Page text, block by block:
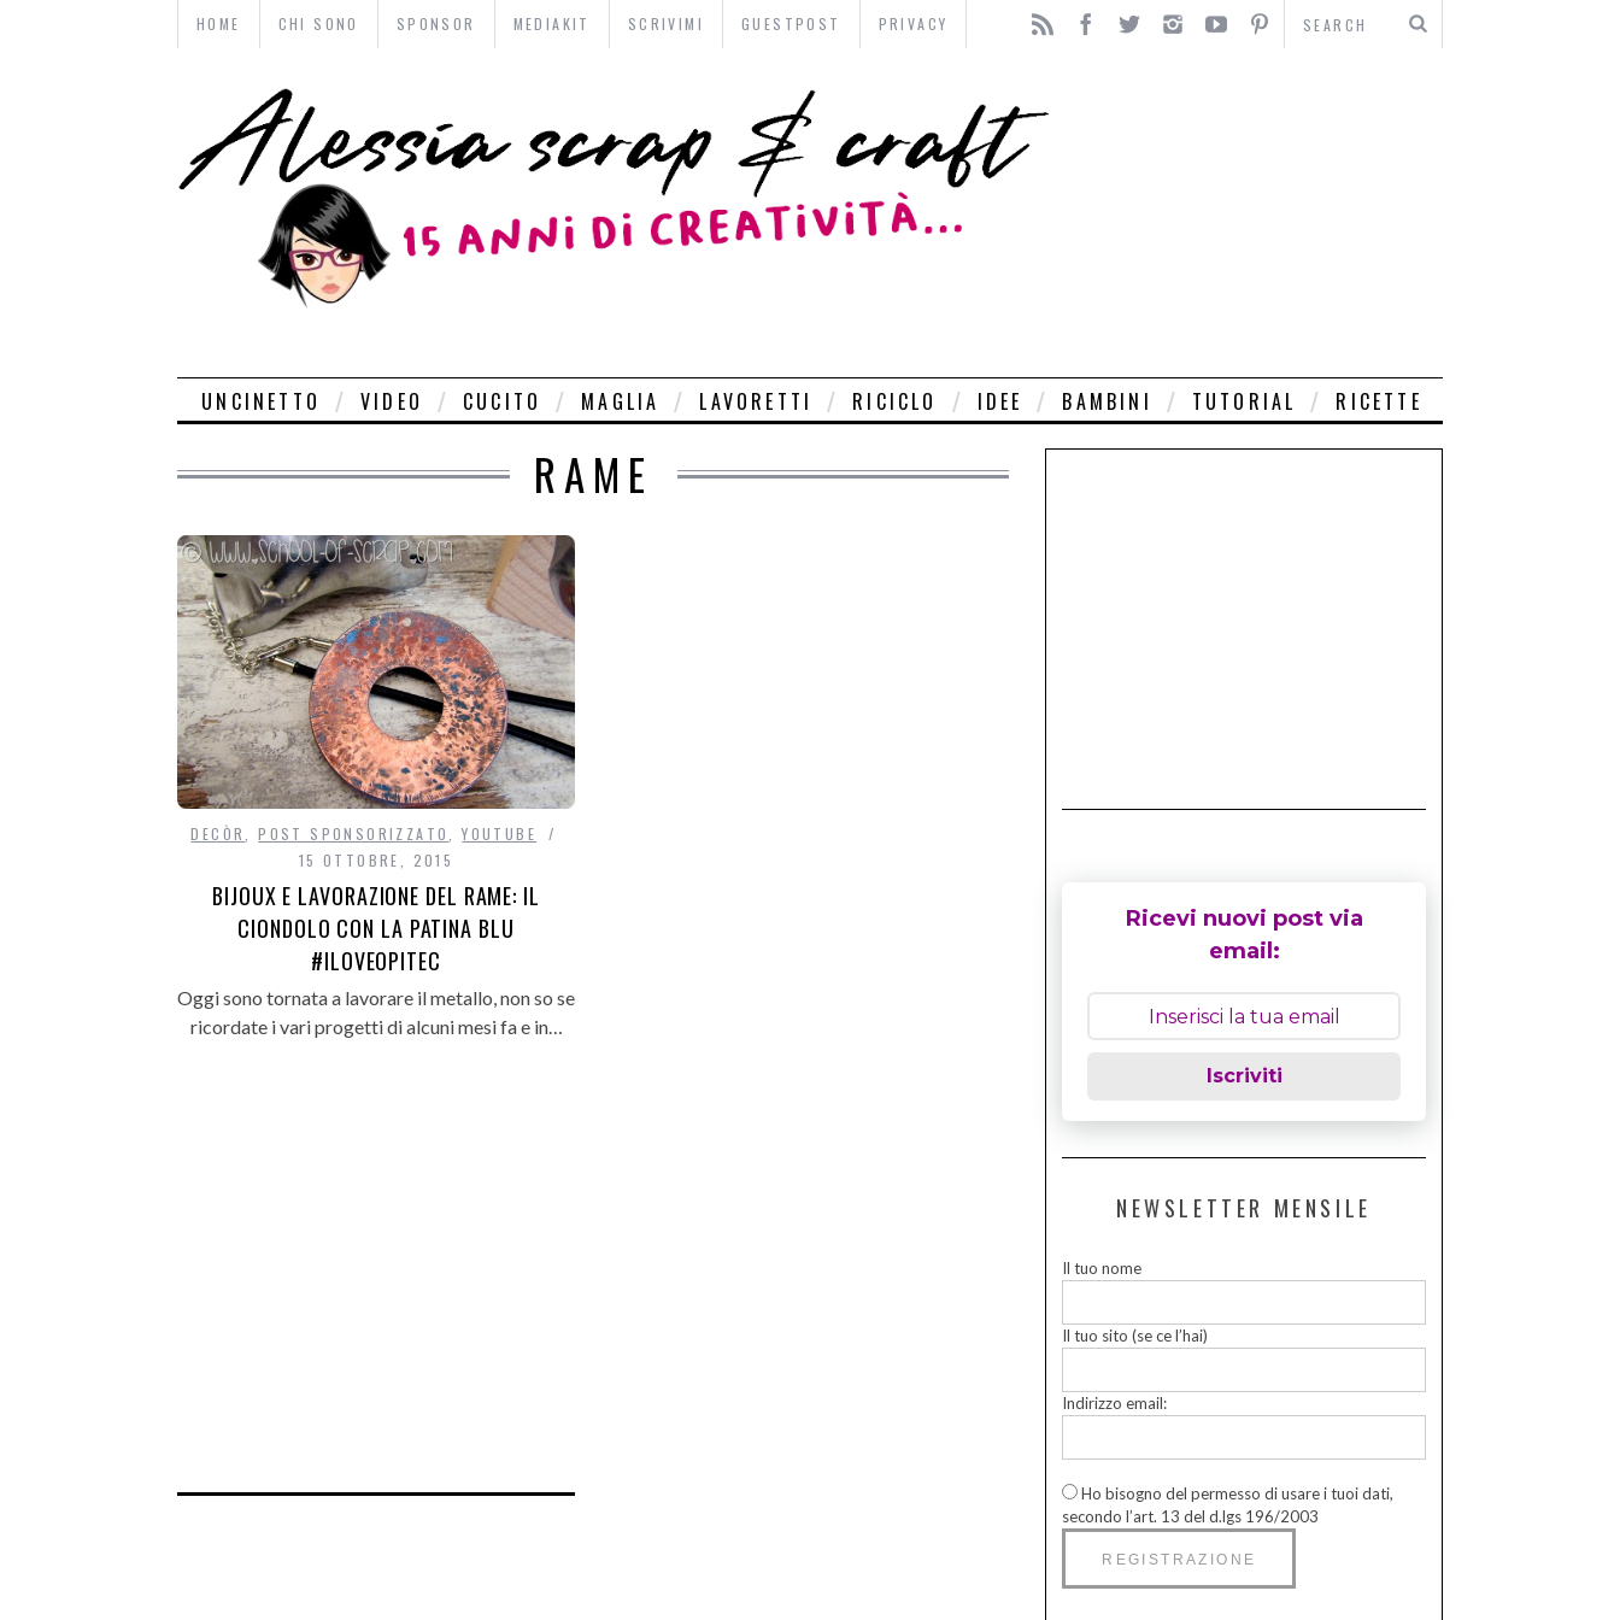
HOME CHI SONO SPONSOR MEDIAKIT SCRIVIMI GUESTPOST PRIVACY
UNCINETTO VIDEO CUCITO MAGLIA LAVORETTI RICICLO IDEE BAMBINI TUTORIAL RICETTE
RAME
DECÒR ,POST SPONSORIZZATO ,YOUTUBE
15 OTTOBRE, 2015
BIJOUX E LAVORAZIONE DEL RAME: IL
CIONDOLO CON LA PATINA BLU
#ILOVEOPITEC
Oggi sono tornata a lavorare il metallo, non so se
ricordate i vari progetti di alcuni mesi fa e in…
Ricevi nuovi post via
email:
Iscriviti
NEWSLETTER MENSILE
Il tuo nome
Il tuo sito (se ce l’hai)
Indirizzo email:
Ho bisogno del permesso di usare i tuoi dati,
secondo l’art. 13 del d.lgs 196/2003